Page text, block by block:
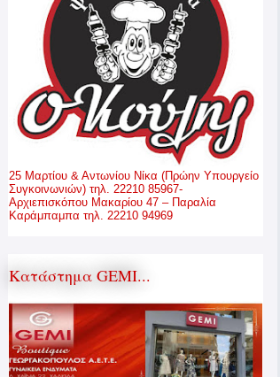
25 Μαρτίου & Αντωνίου Νίκα (Πρώην Υπουργείο
Συγκοινωνιών) τηλ. 22210 85967-
Αρχιεπισκόπου Μακαρίου 47 – Παραλία
Καράμπαμπα τηλ. 22210 94969
Κατάστημα GEMI...